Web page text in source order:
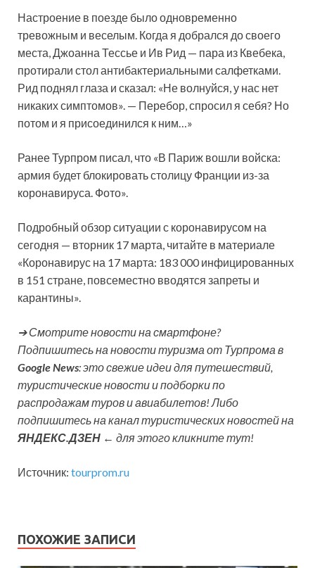
Настроение в поезде было одновременно
тревожным и веселым. Когда я добрался до своего
места, Джоанна Тессье и Ив Рид — пара из Квебека,
протирали стол антибактериальными салфетками.
Рид поднял глаза и сказал: «Не волнуйся, у нас нет
никаких симптомов». — Перебор, спросил я себя? Но
потом и я присоединился к ним…»
Ранее Турпром писал, что «В Париж вошли войска:
армия будет блокировать столицу Франции из-за
коронавируса. Фото».
Подробный обзор ситуации с коронавирусом на
сегодня — вторник 17 марта, читайте в материале
«Коронавирус на 17 марта: 183 000 инфицированных
в 151 стране, повсеместно вводятся запреты и
карантины».
➔ Смотрите новости на смартфоне?
Подпишитесь на новости туризма от Турпрома в
Google News: это свежие идеи для путешествий,
туристические новости и подборки по
распродажам туров и авиабилетов! Либо
подпишитесь на канал туристических новостей на
ЯНДЕКС.ДЗЕН ← для этого кликните тут!
Источник: tourprom.ru
ПОХОЖИЕ ЗАПИСИ